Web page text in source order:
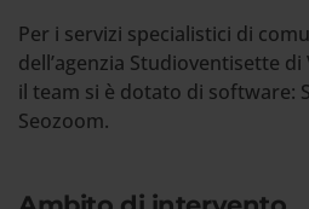
Per i servizi specialistici di
dell’agenzia Studioventisette
il team si è dotato di software:
Seozoom.